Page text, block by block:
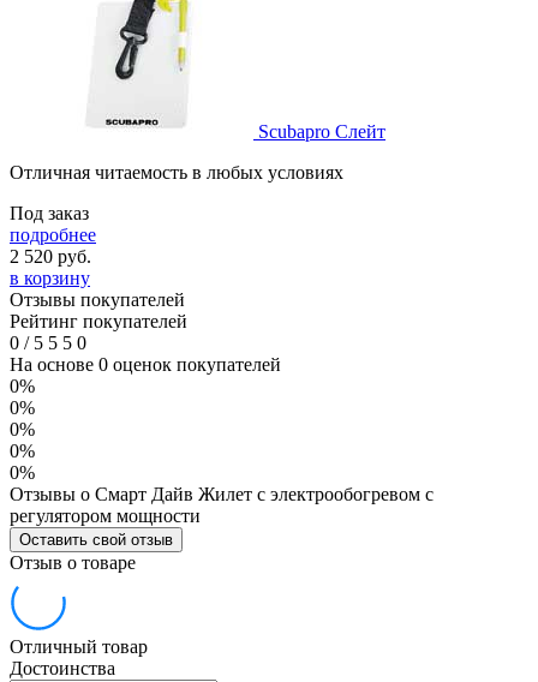
Scubapro Слейт
Отличная читаемость в любых условиях
Под заказ
подробнее
2 520 руб.
в корзину
Отзывы покупателей
Рейтинг покупателей
0 /5 5 5 0
На основе 0 оценок покупателей
0%
0%
0%
0%
0%
Отзывы о Смарт Дайв Жилет с электрообогревом с
регулятором мощности
Оставить свой отзыв
Отзыв о товаре
Отличный товар
Достоинства